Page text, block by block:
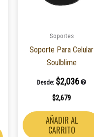
Soportes
Soporte Para Celular
Soulblime
Desde: $2,036
$2,679
AÑADIR AL
CARRITO